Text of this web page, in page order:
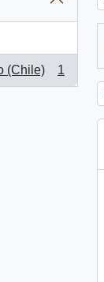
(Chile) 1